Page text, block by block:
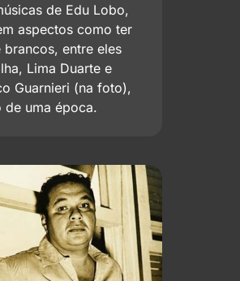
de Edu Lobo,
aspectos como ter
entre eles
Lima Duarte e
Guarnieri (na foto),
de uma época.